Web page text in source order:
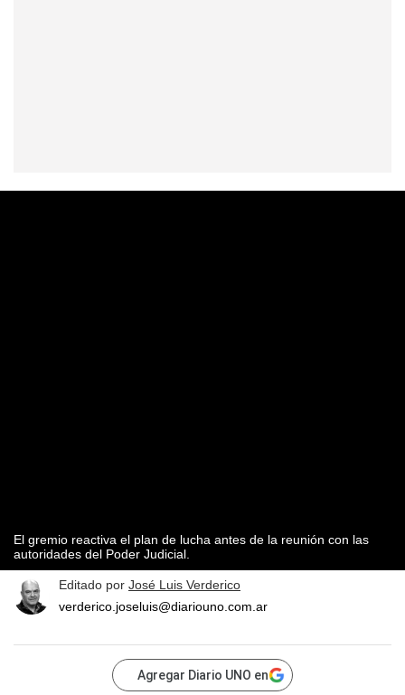
El gremio reactiva el plan de lucha antes de la reunión con las
autoridades del Poder Judicial.
Editado por José Luis Verderico
verderico.joseluis@diariouno.com.ar
Agregar Diario UNO en